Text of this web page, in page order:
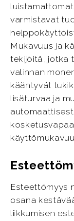
varmistavat
Mukavuus ja
tekijöitä, jotka
valinnan
kääntyvät
lisäturvaa ja
Esteettömyys
osana
liikkumisen